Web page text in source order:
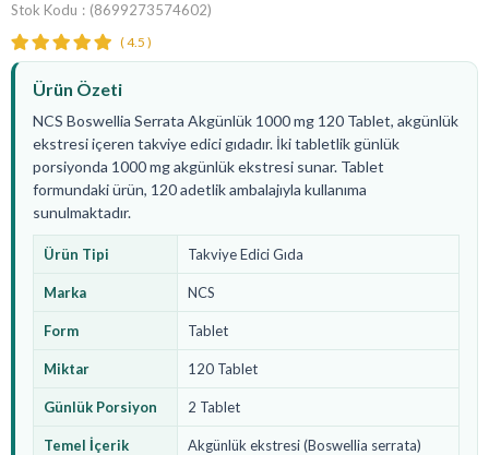
Stok Kodu (8699273574602)
4.5
Ürün Özeti
NCS Boswellia Serrata Akgünlük 1000 mg 120 Tablet, akgünlük
ekstresi içeren takviye edici gıdadır. İki tabletlik günlük
porsiyonda 1000 mg akgünlük ekstresi sunar. Tablet
formundaki ürün, 120 adetlik ambalajıyla kullanıma
sunulmaktadır.
Ürün Tipi Takviye Edici Gıda
Marka NCS
Form Tablet
Miktar 120 Tablet
Günlük Porsiyon 2 Tablet
Temel İçerik
Akgünlük ekstresi (Boswellia serrata)